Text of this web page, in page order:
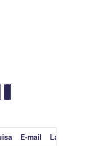
Limpar filtros
E-mail Lattes